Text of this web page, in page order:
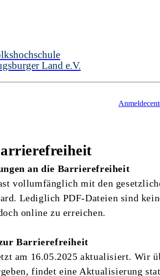
Land e.V.
an die Barrierefreiheit
vollumfänglich mit den
Lediglich PDF-Dateien sind
online zu erreichen.
Barrierefreiheit
am 16.05.2025 aktualisiert. Wir
findet eine Aktualisierung